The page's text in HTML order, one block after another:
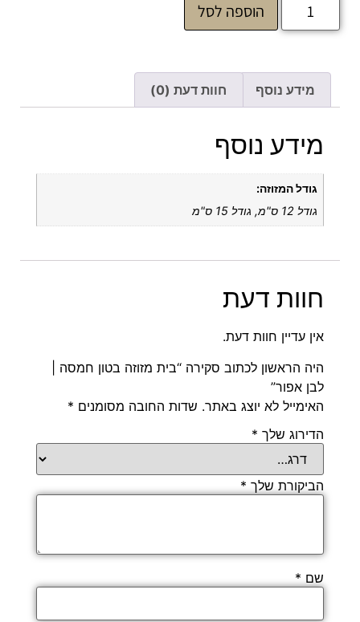
הוספה לסל
מידע נוסף חוות דעת (0)
מידע נוסף
גודל המזוזה:
גודל 12 ס"מ, גודל 15 ס"מ
חוות דעת
אין עדיין חוות דעת.
היה הראשון לכתוב סקירה “בית מזוזה בטון חמסה |
לבן אפור”
האימייל לא יוצג באתר. שדות החובה מסומנים *
הדירוג שלך *
הביקורת שלך *
שם *